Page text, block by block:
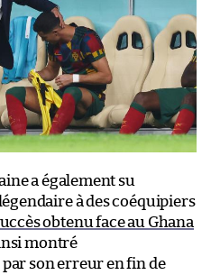
a également su
à des coéquipiers
obtenu face au Ghana
montré
son erreur en fin de